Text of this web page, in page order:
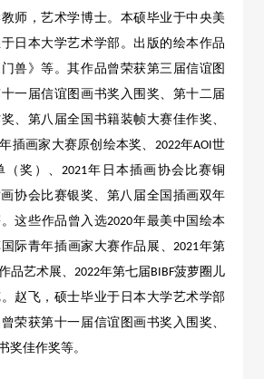
师，艺术学博士。本硕毕业于中央美
日本大学艺术学部。出版的绘本作品
兽》等。其作品曾荣获第三届信谊图
一届信谊图画书奖入围奖、第十二届
、第八届全国书籍装帧大赛佳作奖、
插画家大赛原创绘本奖、 2022年AOI世
奖）、 2021年日本插画协会比赛铜
协会比赛银奖、第八届全国插画双年
这些作品曾入选2020年最美中国绘本
际青年插画家大赛作品展、 2021年第
品艺术展、 2022年第七届BIBF菠萝圈儿
赵飞，硕士毕业于日本大学艺术学部
荣获第十一届信谊图画书奖入围奖、
奖佳作奖等。